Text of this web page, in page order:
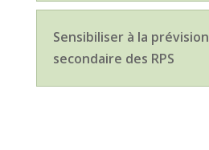
Sensibiliser à la prévision
secondaire des RPS